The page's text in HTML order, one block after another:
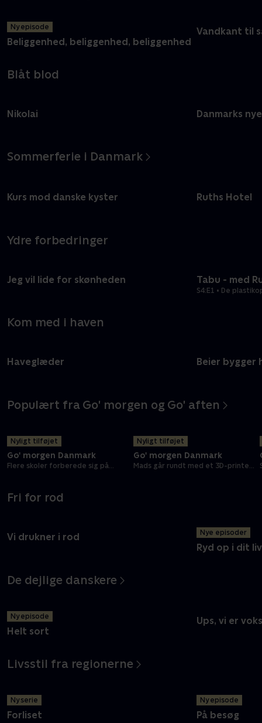
Ny episode
Beliggenhed, beliggenhed, beliggenhed
Vandkant til
Blåt blod
Nikolai Danmarks
Sommerferie i Danmark
Kurs mod danske kyster Ruths Hotel
Ydre forbedringer
Jeg vil lide for skønheden Tabu - med
S4:E1 • De
Kom med i haven
Haveglæder Beier bygger
Populært fra Go' morgen og Go' aften
Nyligt tilføjet
Go' morgen Danmark
Flere skoler forberede sig på
Nyligt tilføjet
Go' morgen Danmark
Mads går rundt med et 3D-printet
Fri for rod
Vi drukner i rod Nye episoder
Ryd op i dit liv
De dejlige danskere
Ny episode
Helt sort
Ups, vi er
Livsstil fra regionerne
Ny serie
Forliset
Ny episode
På besøg